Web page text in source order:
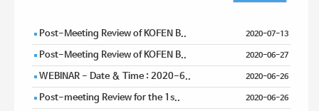
Post-Meeting Review of KOFEN B.. 2020-07-13
Post-Meeting Review of KOFEN B.. 2020-06-27
WEBINAR - Date & Time : 2020-6.. 2020-06-26
Post-meeting Review for the 1s.. 2020-06-26